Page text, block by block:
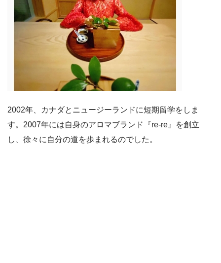
2002年、カナダとニュージーランドに短期留学をしま
す。2007年には自身のアロマブランド『re-re』を創立
し、徐々に自分の道を歩まれるのでした。